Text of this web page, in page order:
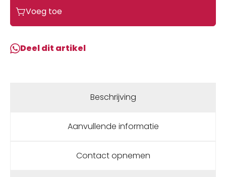
Voeg toe
Deel dit artikel
Beschrijving
Aanvullende informatie
Contact opnemen